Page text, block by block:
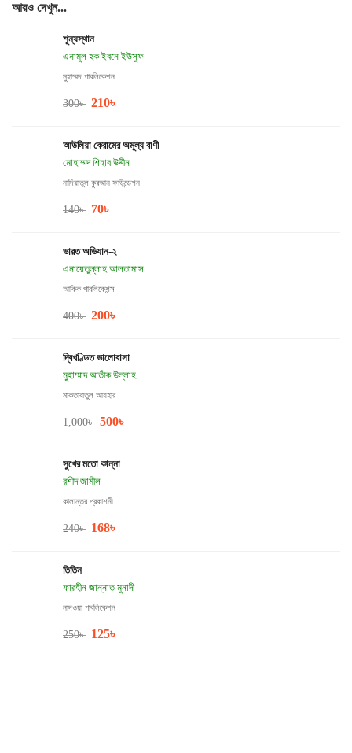
আরও দেখুন...
শূন্যস্থান
এনামুল হক ইবনে ইউসুফ
মুহাম্মদ পাবলিকেশন
300৳ 210৳
আউলিয়া কেরামের অমূল্য বাণী
মোহাম্মদ শিহাব উদ্দীন
নাদিয়াতুল কুরআন ফাউন্ডেশন
140৳ 70৳
ভারত অভিযান-২
এনায়েতুল্লাহ আলতামাস
আকিক পাবলিকেশন্স
400৳ 200৳
দ্বিখণ্ডিত ভালোবাসা
মুহাম্মাদ আতীক উল্লাহ
মাকতাবাতুল আযহার
1,000৳ 500৳
সুখের মতো কান্না
রশীদ জামীল
কালান্তর প্রকাশনী
240৳ 168৳
তিতিন
ফারহীন জান্নাত মুনাদী
নাদওয়া পাবলিকেশন
250৳ 125৳